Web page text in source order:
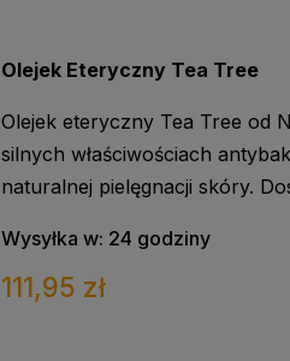
Olejek Eteryczny Tea Tree
Olejek eteryczny Tea Tree od
silnych właściwościach
naturalnej pielęgnacji skóry.
Wysyłka w: 24 godziny
111,95 zł